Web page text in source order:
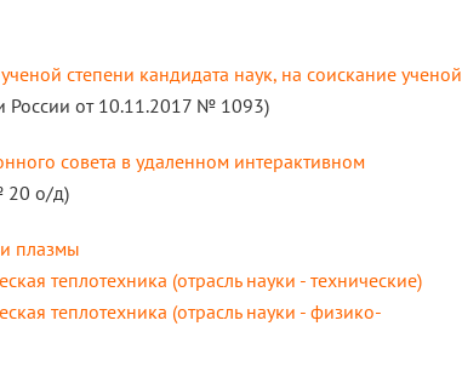
степени кандидата наук, на соискание ученой
России от 10.11.2017 № 1093)
совета в удаленном интерактивном
20 о/д)
плазмы
теплотехника (отрасль науки - технические)
теплотехника (отрасль науки - физико-